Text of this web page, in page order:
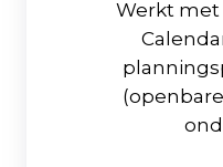
Werkt met